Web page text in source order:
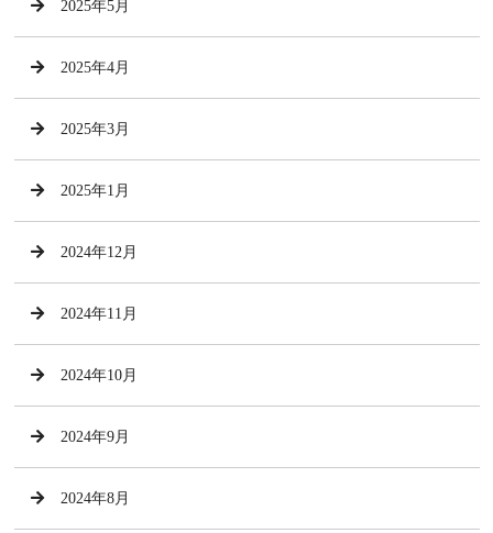
2025年5月
2025年4月
2025年3月
2025年1月
2024年12月
2024年11月
2024年10月
2024年9月
2024年8月